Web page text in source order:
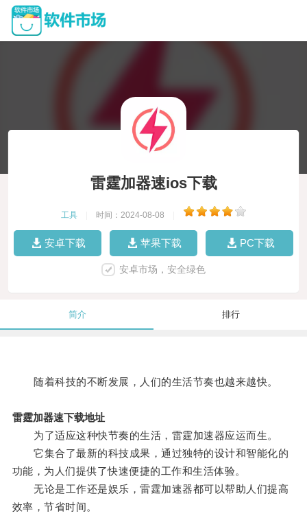
雷霆加器速ios下载
工具 时间：2024-08-08
安卓下载 苹果下载 PC下载
安卓市场，安全绿色
简介 排行
随着科技的不断发展，人们的生活节奏也越来越快。
雷霆加器速下载地址
为了适应这种快节奏的生活，雷霆加速器应运而生。
它集合了最新的科技成果，通过独特的设计和智能化的
功能，为人们提供了快速便捷的工作和生活体验。
无论是工作还是娱乐，雷霆加速器都可以帮助人们提高
效率，节省时间。